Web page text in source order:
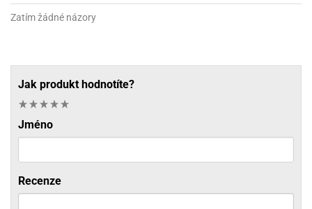
Zatím žádné názory
Jak produkt hodnotíte?
Jméno
Recenze